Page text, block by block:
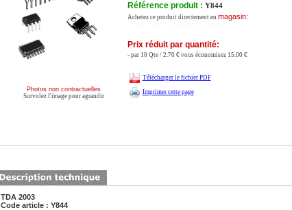
Photos non contractuelles
Survolez l'image pour agrandir
Référence produit : Y844
Achetez ce produit directement en magasin:
Prix réduit par quantité:
- par 10 Qte / 2.70 € vous économisez 15.00 €
Télécharger le fichier PDF
Imprimer cette page
TDA 2003
Code article : Y844